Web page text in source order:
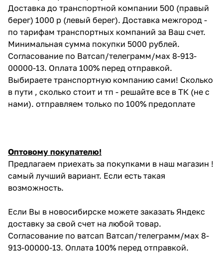
Доставка до транспортной компании 500 (правый
берег) 1000 р (левый берег). Доставка межгород -
по тарифам транспортных компаний за Ваш счет.
Минимальная сумма покупки 5000 рублей.
Согласование по Ватсап/телеграмм/мах 8-913-
00000-13. Оплата 100% перед отправкой.
Выбираете транспортную компанию сами! Сколько
в пути , сколько стоит и тп - решайте все в ТК (не с
нами). отправляем только по 100% предоплате
Оптовому покупателю!
Предлагаем приехать за покупками в наш магазин !
самый лучший вариант. Если есть такая
возможность.
Если Вы в новосибирске можете заказать Яндекс
доставку за свой счет на любой товар.
Согласование по ватсап Ватсап/телеграмм/мах 8-
913-00000-13. Оплата 100% перед отправкой.